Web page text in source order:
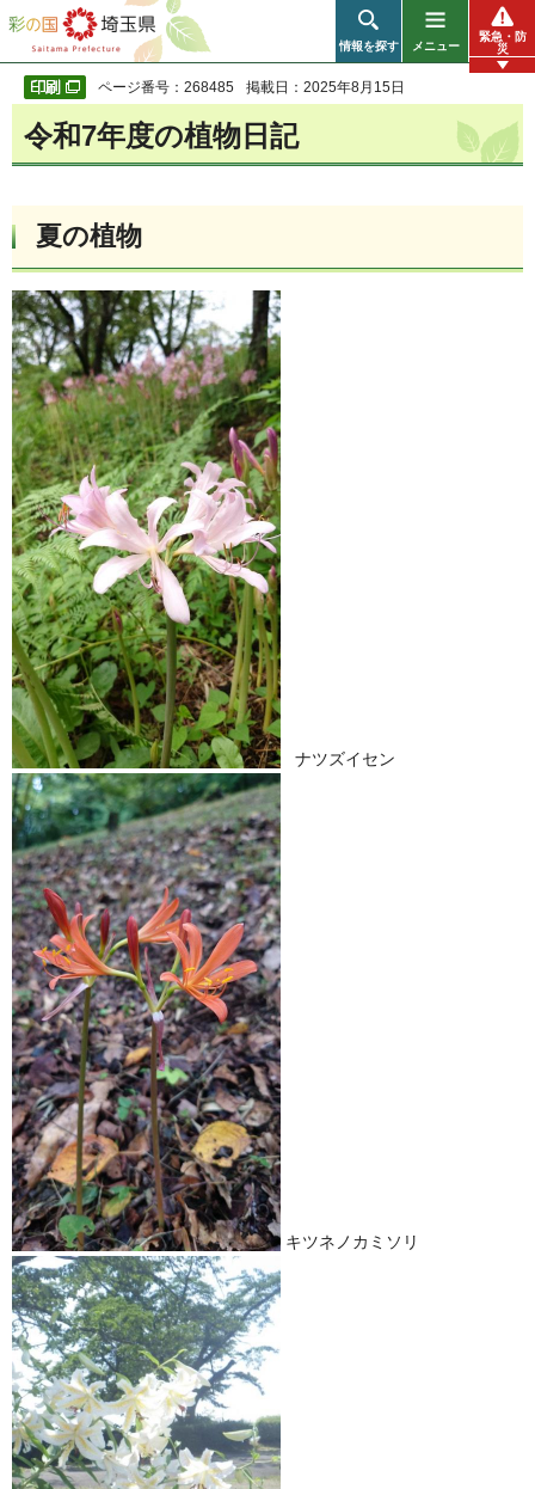
彩の国 埼玉県
情報を探す メニュー
緊急・防
災
ページ番号：268485 掲載日：2025年8月15日
令和7年度の植物日記
夏の植物
ナツズイセン
キツネノカミソリ